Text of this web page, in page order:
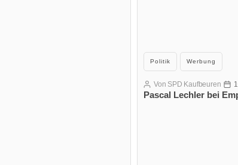
Kategorien
Politik Werbung
Pascal Lechler bei
Beitragsautor
Von SPD Kaufbeuren